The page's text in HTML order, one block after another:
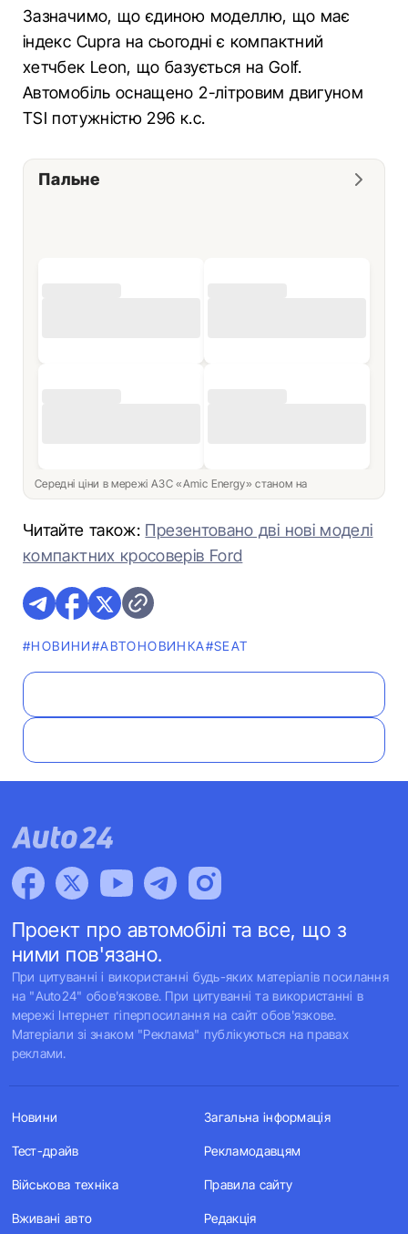
Зазначимо, що єдиною моделлю, що має
індекс Cupra на сьогодні є компактний
хетчбек Leon, що базується на Golf.
Автомобіль оснащено 2-літровим двигуном
TSI потужністю 296 к.с.
Пальне
Середні ціни в мережі АЗС «Amic Energy» станом на
Читайте також: Презентовано дві нові моделі
компактних кросоверів Ford
#НОВИНИ#АВТОНОВИНКА#SEAT
Проект про автомобілі та все, що з
ними пов'язано.
При цитуванні і використанні будь-яких матеріалів посилання
на "Auto24" обов'язкове. При цитуванні та використанні в
мережі Інтернет гіперпосилання на сайт обов'язкове.
Матеріали зі знаком "Реклама" публікуються на правах
реклами.
Новини
Тест-драйв
Військова техніка
Вживані авто
Загальна інформація
Рекламодавцям
Правила сайту
Редакція